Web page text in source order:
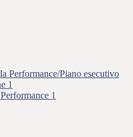
Performance/Piano esecutivo
1
1